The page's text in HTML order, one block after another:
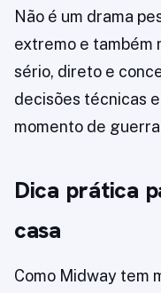
Não é um drama
extremo e também
sério, direto e
decisões técnicas
momento de
Dica prática
casa
Como Midway tem